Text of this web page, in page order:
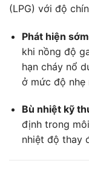
(LPG) với độ
Phát hiện
khi nồng độ
hạn cháy nổ
ở mức độ nhẹ
Bù nhiệt kỹ
định trong
nhiệt độ thay